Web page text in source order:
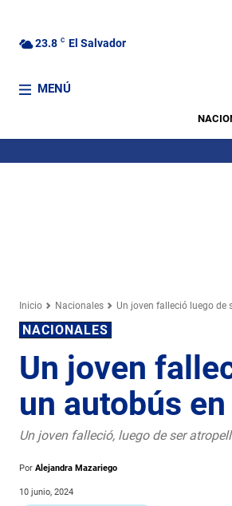
23.8 C El Salvador
MENÚ
Inicio Nacionales Un joven falleció luego de
NACIONALES
Un joven
un autobús
Un joven falleció, luego de ser
Por Alejandra Mazariego
10 junio, 2024